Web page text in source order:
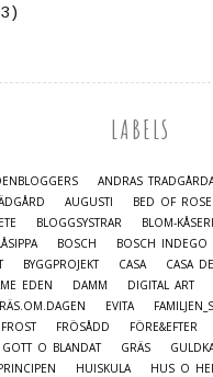
LABELS
ANDRAS
AUGUSTI BED OF
BLOGGSYSTRAR BLOM-KÅSERI
BOSCH BOSCH INDEGO
BYGGPROJEKT CASA CASA
EDEN DAMM DIGITAL ART
EVITA
FROST FRÖSÅDD FÖRE&EFTER
GOTT O BLANDAT GRÄS
HUISKULA HUS O